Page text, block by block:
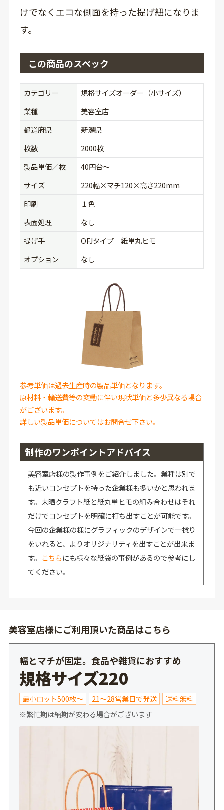
けでなくエコな側面を持った提げ紐になりま
す。
この商品のスペック
カテゴリー
規格サイズオーダー（小サイズ）
業種
美容室店
都道府県
新潟県
枚数
2000枚
製品単価／枚
40円台〜
サイズ
220幅×マチ120×高さ220mm
印刷
１色
表面処理
なし
提げ手
OFJタイプ 紙単丸ヒモ
オプション
なし
参考単価は過去生産時の製品単価となります。
原材料・輸送費等の変動に伴い現状単価と多少異なる場合
がございます。
詳しい製品単価についてはお問合せ下さい。
制作のワンポイントアドバイス
美容室店様の製作事例をご紹介しました。業種は別で
も近いコンセプトを持った企業様も多いかと思われま
す。未晒クラフト紙と紙丸単ヒモの組み合わせはそれ
だけでコンセプトを明確に打ち出すことが可能です。
今回の企業様の様にグラフィックのデザインで一捻り
をいれると、よりオリジナリティを出すことが出来ま
す。 こちらにも様々な紙袋の事例があるので参考にし
てください。
美容室店様にご利用頂いた商品はこちら
幅とマチが固定。食品や雑貨におすすめ
規格サイズ220
最小ロット500枚～ 21～28営業日で発送
送料無料
※繁忙期は納期が変わる場合がございます